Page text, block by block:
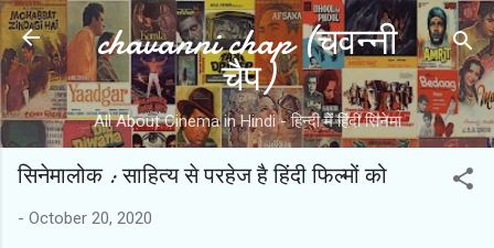
Skip to main content
chavanni chap (चवन्नी
चैप)
All About Cinema in Hindi - हिन्दी में हिंदी सिनेमा
सिनेमालोक : साहित्य से परहेज है हिंदी फिल्मों को
- October 20, 2020